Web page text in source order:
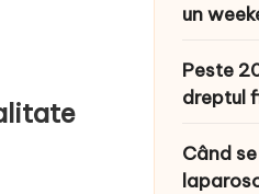
un
Peste
dreptul
Când